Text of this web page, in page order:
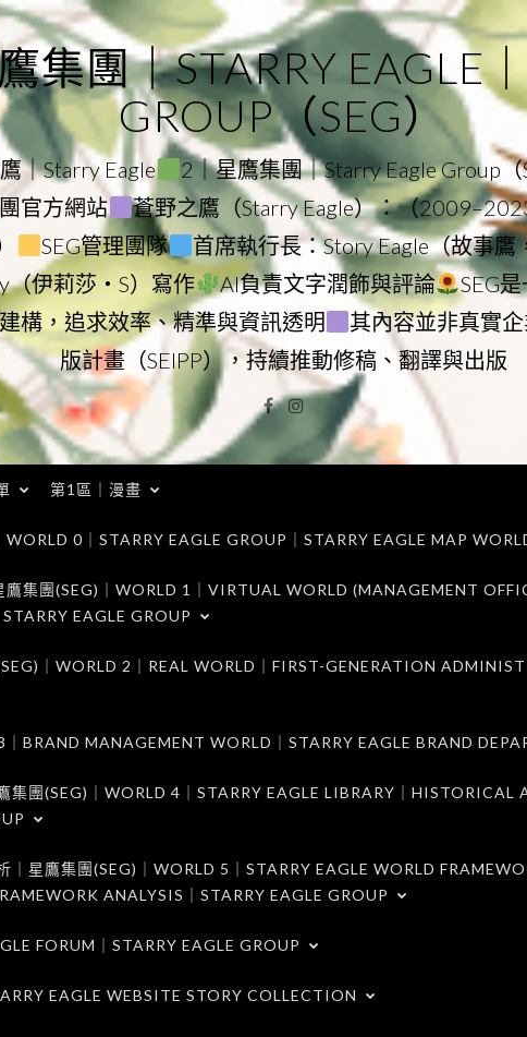
集團｜STARRY EAGLE
GROUP（SEG）
｜Starry Eagle 2｜星鷹集團｜Starry Eagle Group（
官方網站
蒼野之鷹（Starry Eagle）：（
SEG管理團隊 首席執行長：Story Eagle（故事鷹
（伊莉莎・S）寫作 AI負責文字潤飾與評論
SEG
構，追求效率、精準與資訊透明 其內容並非真實
版計畫（SEIPP），持續推動修稿、翻譯與出版
Facebook
Instagram
第1區｜漫畫
0｜STARRY EAGLE GROUP｜STARRY EAGLE MAP
集團(SEG)｜WORLD 1｜VIRTUAL WORLD (MANAGEMENT
EAGLE GROUP
｜WORLD 2｜REAL WORLD｜FIRST-GENERATION
BRAND MANAGEMENT WORLD｜STARRY EAGLE BRAND
集團(SEG)｜WORLD 4｜STARRY EAGLE LIBRARY｜HISTORICAL
｜星鷹集團(SEG)｜WORLD 5｜STARRY EAGLE WORLD
ANALYSIS｜STARRY EAGLE GROUP
FORUM｜STARRY EAGLE GROUP
EAGLE WEBSITE STORY COLLECTION